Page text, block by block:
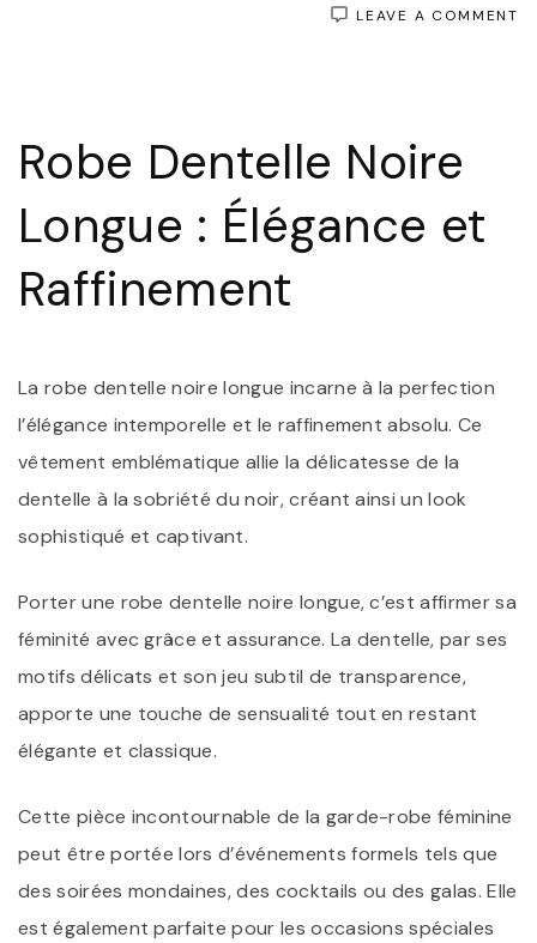
LEAVE A COMMENT
Robe Dentelle Noire
Longue : Élégance et
Raffinement
La robe dentelle noire longue incarne à la perfection
l’élégance intemporelle et le raffinement absolu. Ce
vêtement emblématique allie la délicatesse de la
dentelle à la sobriété du noir, créant ainsi un look
sophistiqué et captivant.
Porter une robe dentelle noire longue, c’est affirmer sa
féminité avec grâce et assurance. La dentelle, par ses
motifs délicats et son jeu subtil de transparence,
apporte une touche de sensualité tout en restant
élégante et classique.
Cette pièce incontournable de la garde-robe féminine
peut être portée lors d’événements formels tels que
des soirées mondaines, des cocktails ou des galas. Elle
est également parfaite pour les occasions spéciales